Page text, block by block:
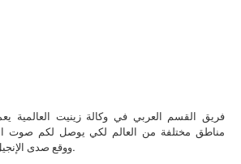
فريق القسم العربي في وكالة زينيت العالمية
مناطق مختلفة من العالم لكي يوصل لكم صوت
ووقع صدى الإنجيل الحي.